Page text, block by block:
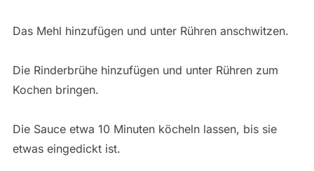
Das Mehl hinzufügen und unter Rühren anschwitzen.
Die Rinderbrühe hinzufügen und unter Rühren zum
Kochen bringen.
Die Sauce etwa 10 Minuten köcheln lassen, bis sie
etwas eingedickt ist.